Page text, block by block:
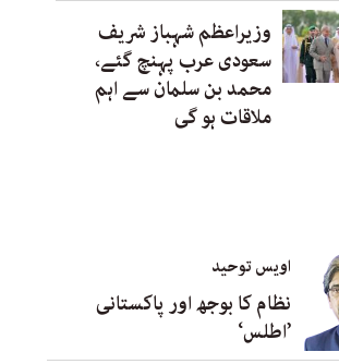
وزیراعظم شہباز شریف
سعودی عرب پہنچ گئے،
محمد بن سلمان سے اہم
ملاقات ہو گی
اویس توحید
نظام کا بوجھ اور پاکستانی
’اطلس‘